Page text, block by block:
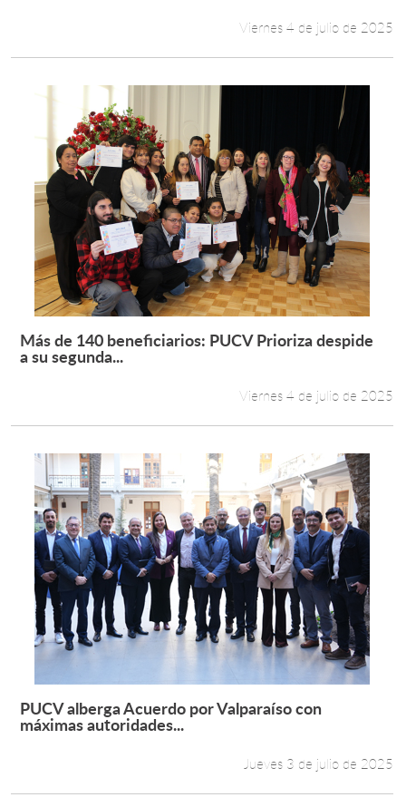
Viernes 4 de julio de 2025
Leer más +
Más de 140 beneficiarios: PUCV Prioriza despide
a su segunda...
Viernes 4 de julio de 2025
Leer más +
PUCV alberga Acuerdo por Valparaíso con
máximas autoridades...
Jueves 3 de julio de 2025